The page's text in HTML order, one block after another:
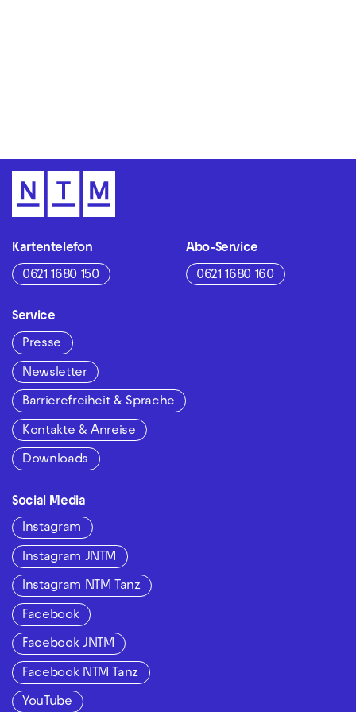
Kartentelefon
0621 1680 150
Abo-Service
0621 1680 160
Service
Presse
Newsletter
Barrierefreiheit & Sprache
Kontakte & Anreise
Downloads
Social Media
Instagram
Instagram JNTM
Instagram NTM Tanz
Facebook
Facebook JNTM
Facebook NTM Tanz
YouTube